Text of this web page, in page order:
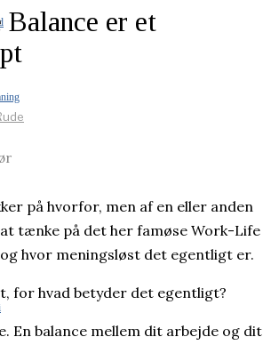
er et
på hvorfor, men af en eller anden
tænke på det her famøse Work-Life
hvor meningsløst det egentligt er.
for hvad betyder det egentligt?
En balance mellem dit arbejde og dit